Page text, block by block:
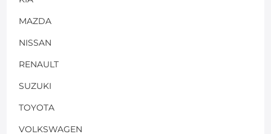
MAZDA
NISSAN
RENAULT
SUZUKI
TOYOTA
VOLKSWAGEN